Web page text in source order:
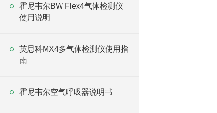
霍尼韦尔BW Flex4气体检测仪
使用说明
英思科MX4多气体检测仪使用指
南
霍尼韦尔空气呼吸器说明书